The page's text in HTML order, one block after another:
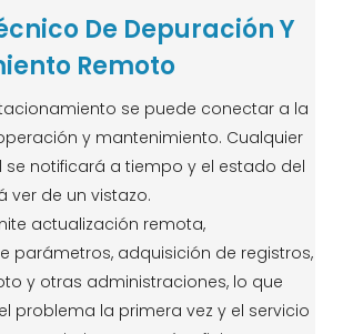
De Depuración Y
Remoto
se puede conectar a la
y mantenimiento. Cualquier
notificará a tiempo y el estado del
ver de un vistazo.
actualización remota,
parámetros, adquisición de registros,
y otras administraciones, lo que
problema la primera vez y el servicio